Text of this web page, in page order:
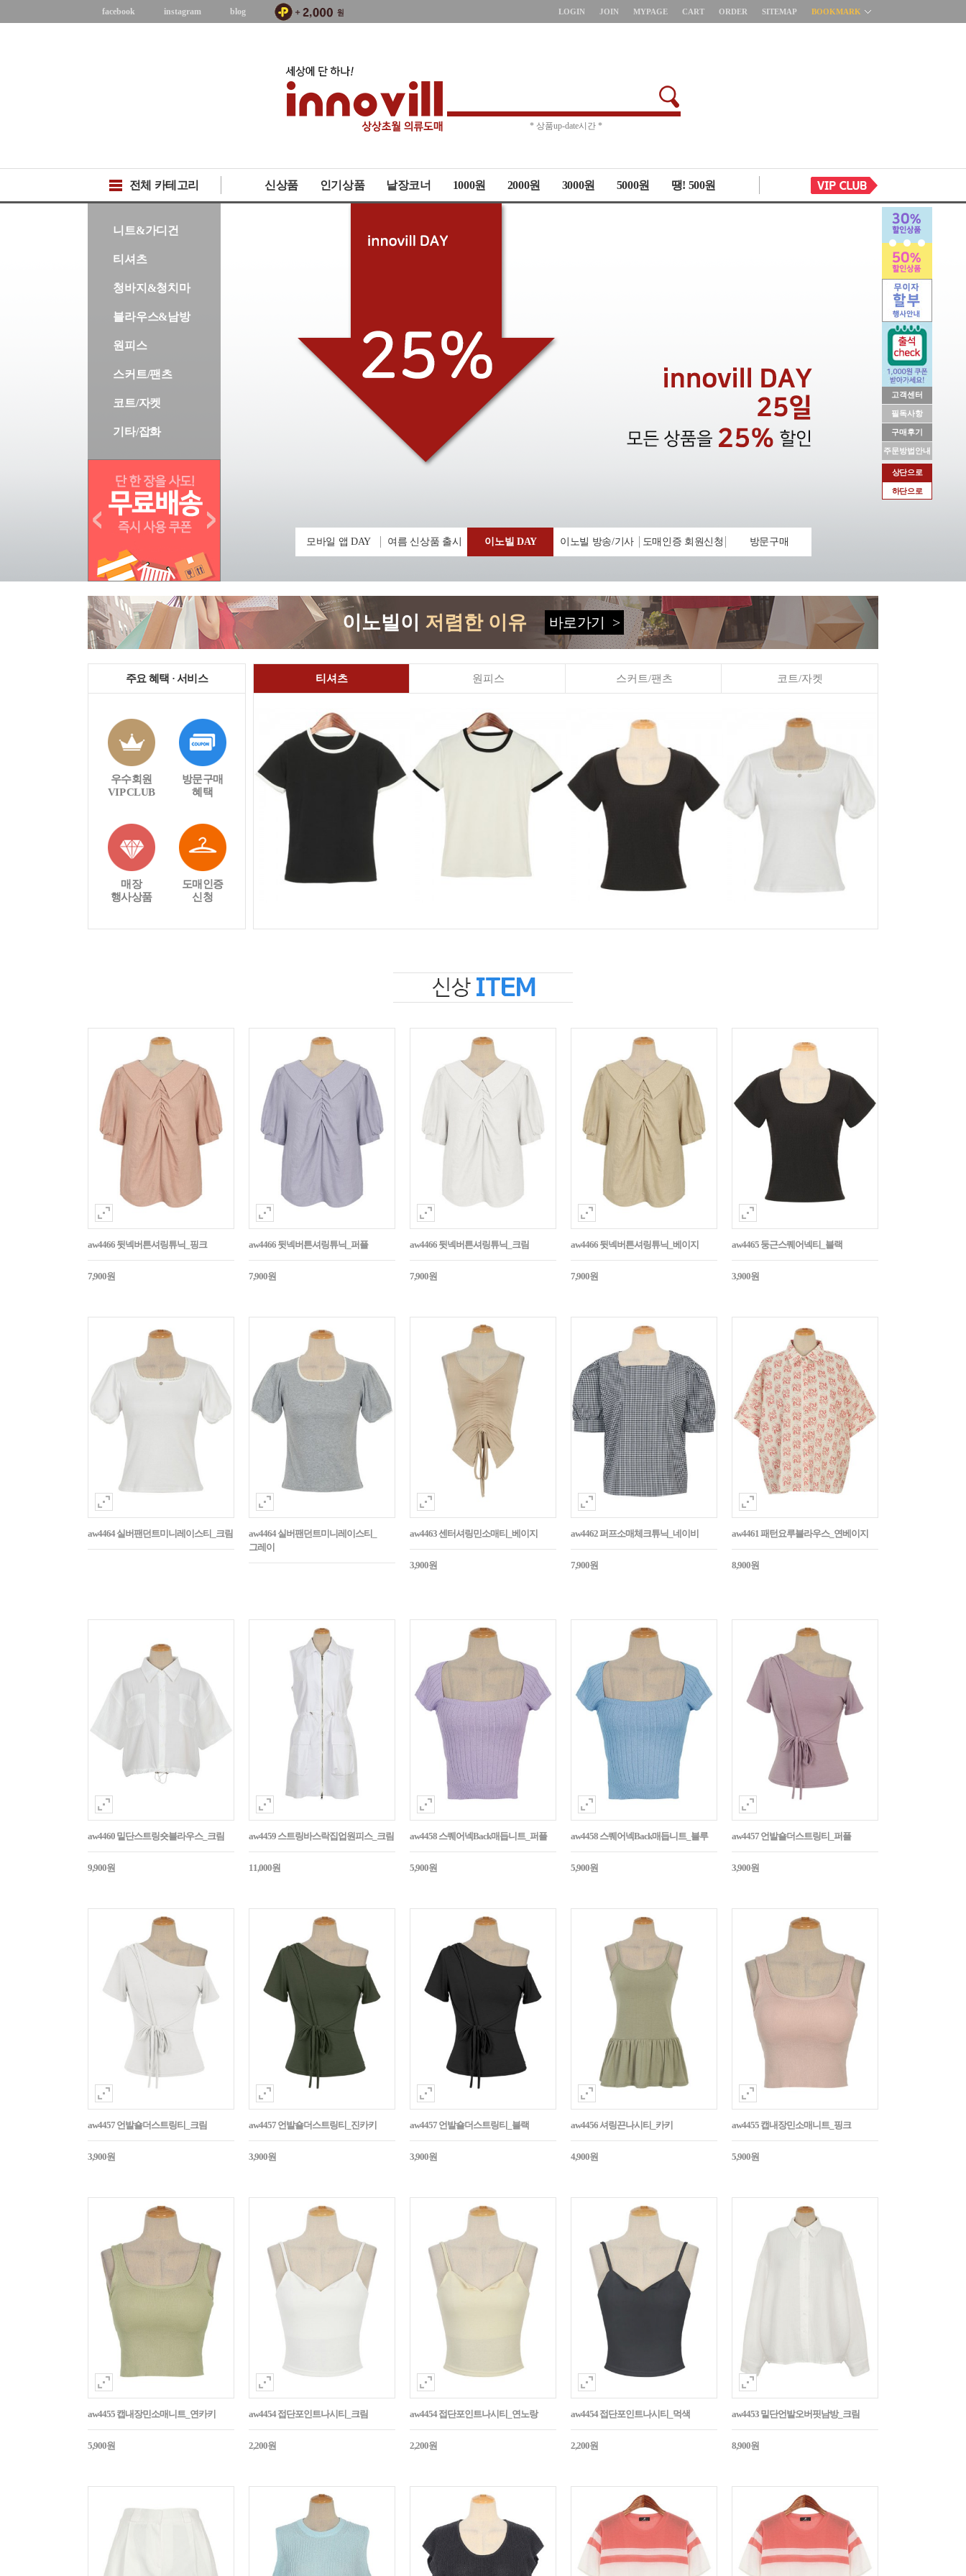
고객센터
필독사항
구매후기
주문방법안내
상단으로
하단으로
facebook instagram blog LOGIN JOIN MYPAGE CART ORDER SITEMAP BOOKMARK
* 주문취소 제한 *
전체 카테고리 신상품 인기상품 낱장코너 1000원 2000원 3000원 5000원 땡! 500원
니트&가디건
티셔츠
청바지&청치마
블라우스&남방
원피스
스커트/팬츠
코트/자켓
기타/잡화
모바일 앱 DAY 여름 신상품 출시 이노빌 DAY 이노빌 방송/기사 도매인증 회원신청 방문구매
이노빌이 저렴한 이유 바로가기 >
주요 혜택 · 서비스
우수회원
VIP CLUB
방문구매
혜택
매장
행사상품
도매인증
신청
티셔츠 원피스 스커트/팬츠 코트/자켓
aw4466 뒷넥버튼셔링튜닉_핑크
7,900원
aw4466 뒷넥버튼셔링튜닉_퍼플
7,900원
aw4466 뒷넥버튼셔링튜닉_크림
7,900원
aw4466 뒷넥버튼셔링튜닉_베이지
7,900원
aw4465 둥근스퀘어넥티_블랙
3,900원
aw4464 실버팬던트미니레이스티_크림
aw4464 실버팬던트미니레이스티_
그레이
aw4463 센터셔링민소매티_베이지
3,900원
aw4462 퍼프소매체크튜닉_네이비
7,900원
aw4461 패턴요루블라우스_연베이지
8,900원
aw4460 밑단스트링숏블라우스_크림
9,900원
aw4459 스트링바스락집업원피스_크림
11,000원
aw4458 스퀘어넥Back매듭니트_퍼플
5,900원
aw4458 스퀘어넥Back매듭니트_블루
5,900원
aw4457 언발숄더스트링티_퍼플
3,900원
aw4457 언발숄더스트링티_크림
3,900원
aw4457 언발숄더스트링티_진카키
3,900원
aw4457 언발숄더스트링티_블랙
3,900원
aw4456 셔링끈나시티_카키
4,900원
aw4455 캡내장민소매니트_핑크
5,900원
aw4455 캡내장민소매니트_연카키
5,900원
aw4454 접단포인트나시티_크림
2,200원
aw4454 접단포인트나시티_연노랑
2,200원
aw4454 접단포인트나시티_먹색
2,200원
aw4453 밑단언발오버핏남방_크림
8,900원